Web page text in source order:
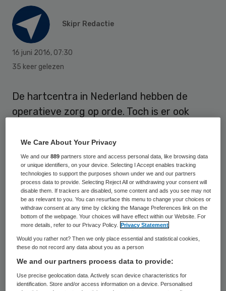
Skipr Redactie
16 juni 2016, 07:30
35 keer gelezen
De hartcentra in Nederland hebben de
operatieve zorg op orde. Toch is er ook
Inspectie voor de Gezondheidszorg (IGZ) na
onderzoek.
In 2015 heeft deinspectietwaalf
cardiothoracale centra bezocht en daar
een aantal onderdelen van het operatief
proces getoetst. De meeste protocollen
waren in orde en de medicatieveiligheid was
in vrijwel overal voldoende, schrijft de IGZ in
haar rapportage. In alle bezochte
ziekenhuizen werden patiënten voor- en na
We Care About Your Privacy
We and our889 partners store and access personal data, like browsing data
or unique identifiers, on your device. Selecting I Accept enables tracking
technologies to support the purposes shown under we and our partners
process data to provide. Selecting Reject All or withdrawing your consent will
disable them. If trackers are disabled, some content and ads you see may not
be as relevant to you. You can resurface this menu to change your choices or
withdraw consent at any time by clicking the Manage Preferences link on the
bottom of the webpage. Your choices will have effect within our Website. For
more details, refer to our Privacy Policy.
Privacy Statement
Would you rather not? Then we only place essential and statistical cookies,
these do not record any data about you as a person
We and our partners process data to provide:
Use precise geolocation data. Actively scan device characteristics for
identification. Store and/or access information on a device. Personalised